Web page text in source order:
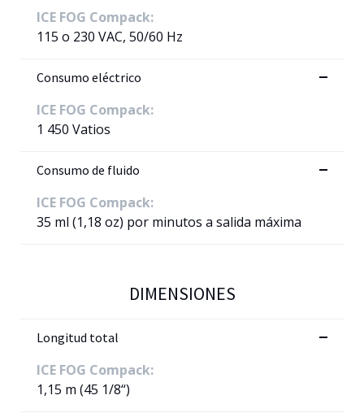
ICE FOG Compack:
115 o 230 VAC, 50/60 Hz
Consumo eléctrico
ICE FOG Compack:
1 450 Vatios
Consumo de fluido
ICE FOG Compack:
35 ml (1,18 oz) por minutos a salida máxima
DIMENSIONES
Longitud total
ICE FOG Compack:
1,15 m (45 1/8“)